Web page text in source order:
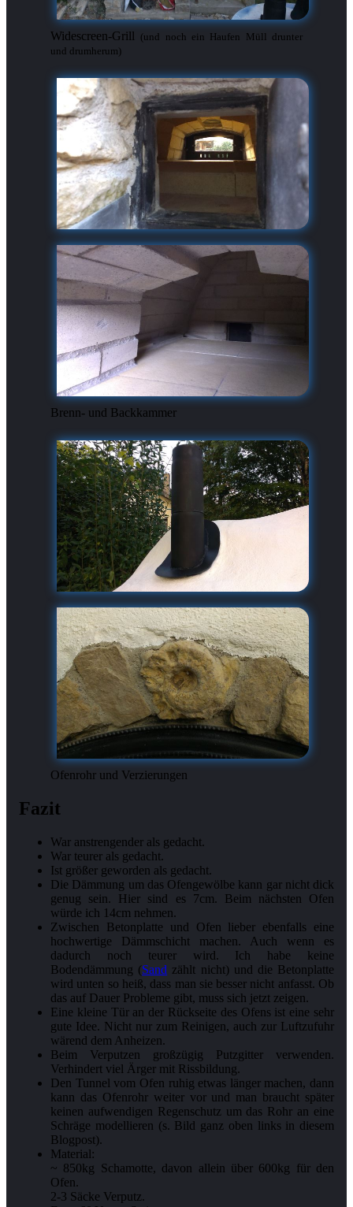
Widescreen-Grill (und noch ein Haufen Müll drunter
und drumherum)
Brenn- und Backkammer
Ofenrohr und Verzierungen
Fazit
War anstrengender als gedacht.
War teurer als gedacht.
Ist größer geworden als gedacht.
Die Dämmung um das Ofengewölbe kann gar nicht dick
genug sein. Hier sind es 7cm. Beim nächsten Ofen
würde ich 14cm nehmen.
Zwischen Betonplatte und Ofen lieber ebenfalls eine
hochwertige Dämmschicht machen. Auch wenn es
dadurch noch teurer wird. Ich habe keine
Bodendämmung (Sand zählt nicht) und die Betonplatte
wird unten so heiß, dass man sie besser nicht anfasst. Ob
das auf Dauer Probleme gibt, muss sich jetzt zeigen.
Eine kleine Tür an der Rückseite des Ofens ist eine sehr
gute Idee. Nicht nur zum Reinigen, auch zur Luftzufuhr
wärend dem Anheizen.
Beim Verputzen großzügig Putzgitter verwenden.
Verhindert viel Ärger mit Rissbildung.
Den Tunnel vom Ofen ruhig etwas länger machen, dann
kann das Ofenrohr weiter vor und man braucht später
keinen aufwendigen Regenschutz um das Rohr an eine
Schräge modellieren (s. Bild ganz oben links in diesem
Blogpost).
Material:
~ 850kg Schamotte, davon allein über 600kg für den
Ofen.
2-3 Säcke Verputz.